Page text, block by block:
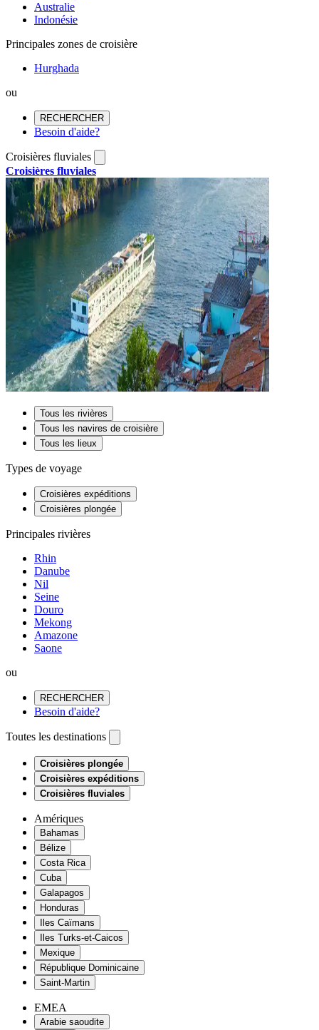
Australie
Indonésie
Principales zones de croisière
Hurghada
ou
RECHERCHER
Besoin d'aide?
Croisières fluviales
Croisières fluviales
Tous les rivières
Tous les navires de croisière
Tous les lieux
Types de voyage
Croisières expéditions
Croisières plongée
Principales rivières
Rhin
Danube
Nil
Seine
Douro
Mekong
Amazone
Saone
ou
RECHERCHER
Besoin d'aide?
Toutes les destinations
Croisières plongée
Croisières expéditions
Croisières fluviales
Amériques
Bahamas
Bélize
Costa Rica
Cuba
Galapagos
Honduras
Iles Caïmans
Iles Turks-et-Caicos
Mexique
République Dominicaine
Saint-Martin
EMEA
Arabie saoudite